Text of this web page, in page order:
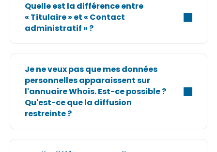
Quelle est la différence entre
« Titulaire » et « Contact
administratif » ?
Je ne veux pas que mes données
personnelles apparaissent sur
l'annuaire Whois. Est-ce possible ?
Qu'est-ce que la diffusion
restreinte ?